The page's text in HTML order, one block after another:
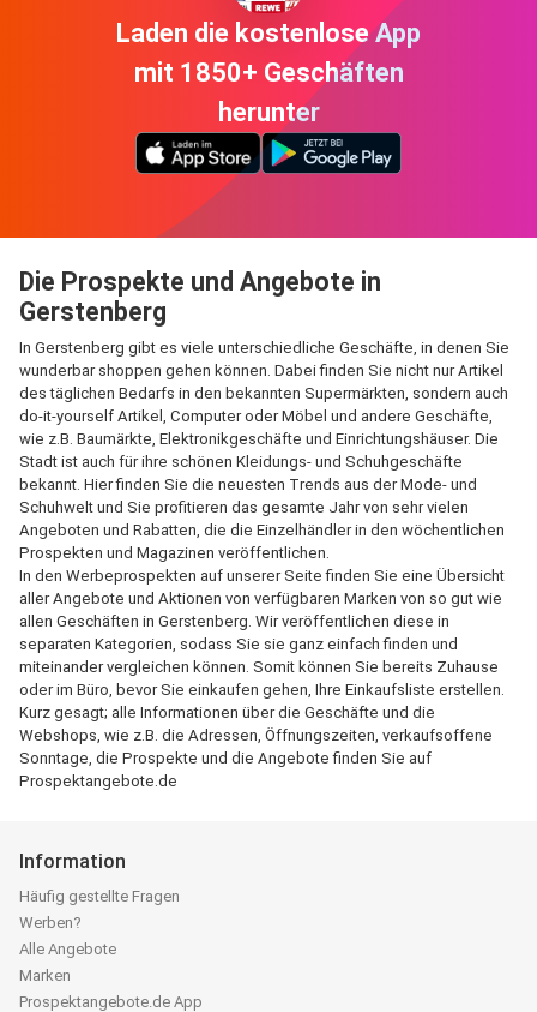
Laden die kostenlose App
mit 1850+ Geschäften
herunter
Die Prospekte und Angebote in
Gerstenberg
In Gerstenberg gibt es viele unterschiedliche Geschäfte, in denen Sie
wunderbar shoppen gehen können. Dabei finden Sie nicht nur Artikel
des täglichen Bedarfs in den bekannten Supermärkten, sondern auch
do-it-yourself Artikel, Computer oder Möbel und andere Geschäfte,
wie z.B. Baumärkte, Elektronikgeschäfte und Einrichtungshäuser. Die
Stadt ist auch für ihre schönen Kleidungs- und Schuhgeschäfte
bekannt. Hier finden Sie die neuesten Trends aus der Mode- und
Schuhwelt und Sie profitieren das gesamte Jahr von sehr vielen
Angeboten und Rabatten, die die Einzelhändler in den wöchentlichen
Prospekten und Magazinen veröffentlichen.
In den Werbeprospekten auf unserer Seite finden Sie eine Übersicht
aller Angebote und Aktionen von verfügbaren Marken von so gut wie
allen Geschäften in Gerstenberg. Wir veröffentlichen diese in
separaten Kategorien, sodass Sie sie ganz einfach finden und
miteinander vergleichen können. Somit können Sie bereits Zuhause
oder im Büro, bevor Sie einkaufen gehen, Ihre Einkaufsliste erstellen.
Kurz gesagt; alle Informationen über die Geschäfte und die
Webshops, wie z.B. die Adressen, Öffnungszeiten, verkaufsoffene
Sonntage, die Prospekte und die Angebote finden Sie auf
Prospektangebote.de
Information
Häufig gestellte Fragen
Werben?
Alle Angebote
Marken
Prospektangebote.de App